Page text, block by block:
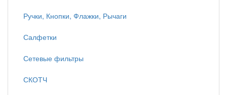
Ручки, Кнопки, Флажки, Рычаги
Салфетки
Сетевые фильтры
СКОТЧ